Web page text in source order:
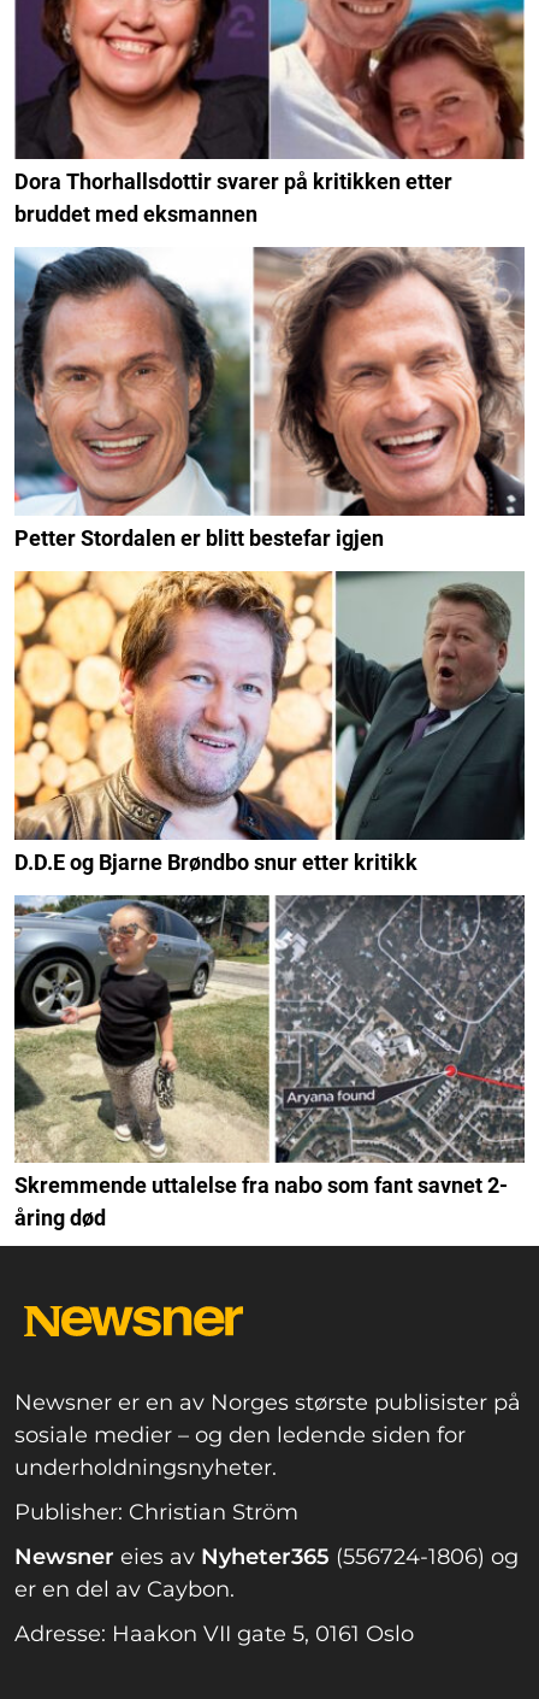
Dora Thorhallsdottir svarer på kritikken etter
bruddet med eksmannen
Petter Stordalen er blitt bestefar igjen
D.D.E og Bjarne Brøndbo snur etter kritikk
Skremmende uttalelse fra nabo som fant savnet 2-
åring død
Newsner er en av Norges største publisister på
sosiale medier – og den ledende siden for
underholdningsnyheter.
Publisher: Christian Ström
Newsner eies av Nyheter365 (556724-1806) og
er en del av Caybon.
Adresse: Haakon VII gate 5, 0161 Oslo